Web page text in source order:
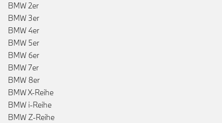
BMW 2er
BMW 3er
BMW 4er
BMW 5er
BMW 6er
BMW 7er
BMW 8er
BMW X-Reihe
BMW i-Reihe
BMW Z-Reihe